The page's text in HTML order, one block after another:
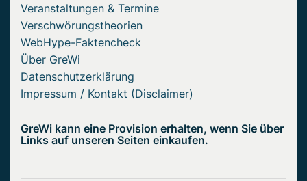
Veranstaltungen & Termine
Verschwörungstheorien
WebHype-Faktencheck
Über GreWi
Datenschutzerklärung
Impressum / Kontakt (Disclaimer)
GreWi kann eine Provision erhalten, wenn Sie über
Links auf unseren Seiten einkaufen.